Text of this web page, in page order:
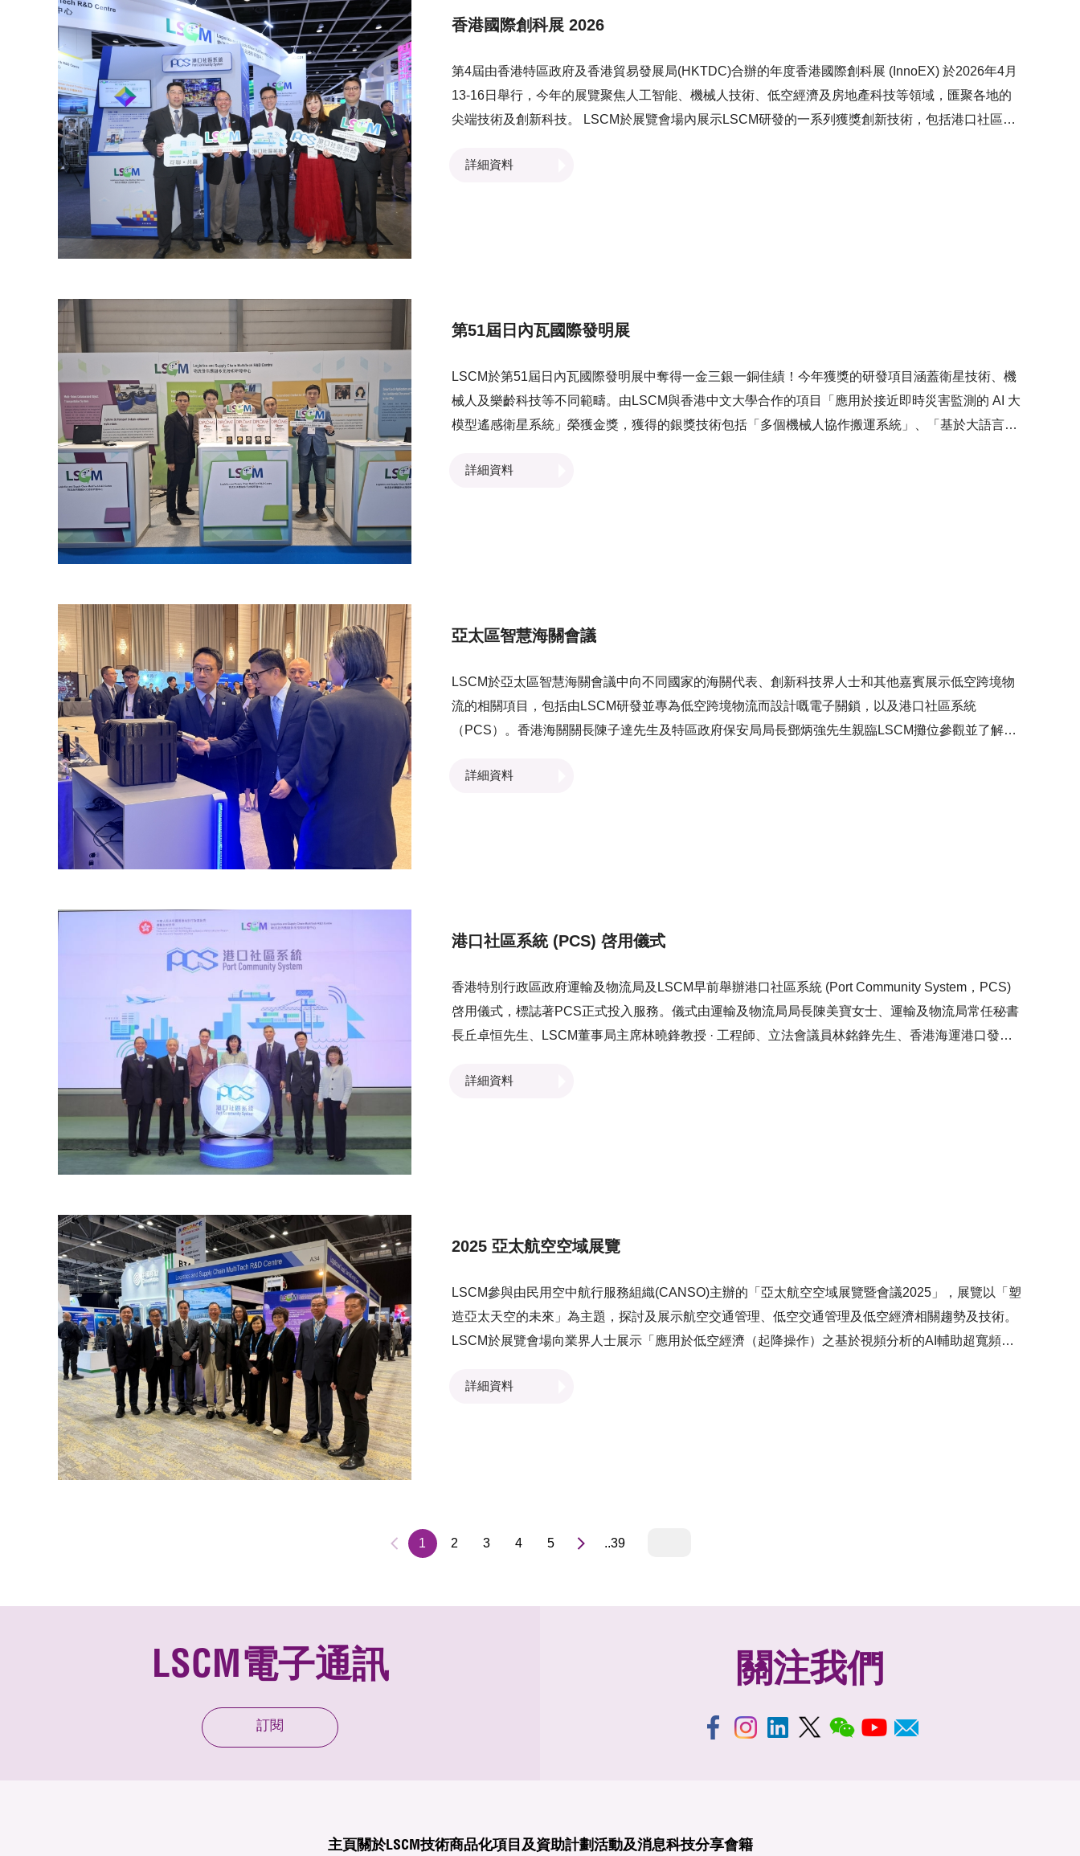
香港國際創科展 2026
第4屆由香港特區政府及香港貿易發展局(HKTDC)合辦的年度香港國際創科展 (InnoEX) 於2026年4月
13-16日舉行，今年的展覽聚焦人工智能、機械人技術、低空經濟及房地產科技等領域，匯聚各地的
尖端技術及創新科技。 LSCM於展覽會場內展示LSCM研發的一系列獲獎創新技術，包括港口社區系
能電子鎖及設備。 創新科技及工業局局長孫東教授、合肥市政協主席韓冰先生、創新科技署署長李國
詳細資料
第51屆日內瓦國際發明展
LSCM於第51屆日內瓦國際發明展中奪得一金三銀一銅佳績！今年獲獎的研發項目涵蓋衛星技術、機
械人及樂齡科技等不同範疇。由LSCM與香港中文大學合作的項目「應用於接近即時災害監測的 AI 大
模型遙感衛星系統」榮獲金獎，獲得的銀獎技術包括「多個機械人協作搬運系統」、「基於大語言模
者而設的個人化聊天機械人」則獲得銅奬。 LSCM對於研發嘅技術能夠獲得國際肯定感到十分鼓舞，
詳細資料
亞太區智慧海關會議
LSCM於亞太區智慧海關會議中向不同國家的海關代表、創新科技界人士和其他嘉賓展示低空跨境物
流的相關項目，包括由LSCM研發並專為低空跨境物流而設計嘅電子關鎖，以及港口社區系統
（PCS）。香港海關關長陳子達先生及特區政府保安局局長鄧炳強先生親臨LSCM攤位參觀並了解
發的技術如何促進跨境貿易並提升跨境物流效率。
詳細資料
港口社區系統 (PCS) 啓用儀式
香港特別行政區政府運輸及物流局及LSCM早前舉辦港口社區系統 (Port Community System，PCS)
啓用儀式，標誌著PCS正式投入服務。儀式由運輸及物流局局長陳美寶女士、運輸及物流局常任秘書
長丘卓恒先生、LSCM董事局主席林曉鋒教授 · 工程師、立法會議員林銘鋒先生、香港海運港口發展
廣揚先生主禮 ，見證PCS正式啓用。 於活動上，運輸及物流局副秘書長暨海運及港口發展專員陳婉
詳細資料
2025 亞太航空空域展覽
LSCM參與由民用空中航行服務組織(CANSO)主辦的「亞太航空空域展覽暨會議2025」，展覽以「塑
造亞太天空的未來」為主題，探討及展示航空交通管理、低空交通管理及低空經濟相關趨勢及技術。
LSCM於展覽會場向業界人士展示「應用於低空經濟（起降操作）之基於視頻分析的AI輔助超寬頻定
邁向更安全、可靠的發展。
詳細資料
1 2 3 4 5 ..39
LSCM電子通訊
訂閱
關注我們
主頁關於LSCM技術商品化項目及資助計劃活動及消息科技分享會籍